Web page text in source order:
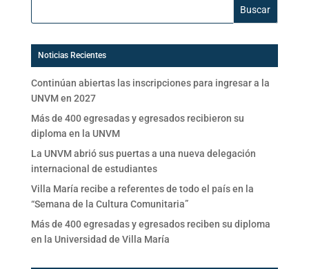
Noticias Recientes
Continúan abiertas las inscripciones para ingresar a la
UNVM en 2027
Más de 400 egresadas y egresados recibieron su
diploma en la UNVM
La UNVM abrió sus puertas a una nueva delegación
internacional de estudiantes
Villa María recibe a referentes de todo el país en la
“Semana de la Cultura Comunitaria”
Más de 400 egresadas y egresados reciben su diploma
en la Universidad de Villa María